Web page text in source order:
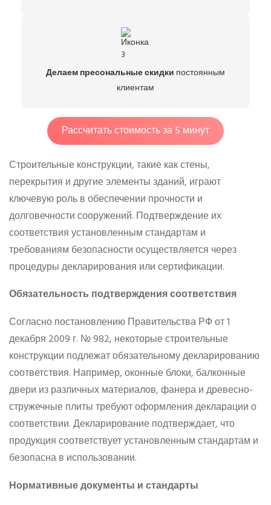
Делаем пресональные скидки постоянным
клиентам
Рассчитать стоимость за 5 минут
Строительные конструкции, такие как стены,
перекрытия и другие элементы зданий, играют
ключевую роль в обеспечении прочности и
долговечности сооружений. Подтверждение их
соответствия установленным стандартам и
требованиям безопасности осуществляется через
процедуры декларирования или сертификации.
Обязательность подтверждения соответствия
Согласно постановлению Правительства РФ от 1
декабря 2009 г. № 982, некоторые строительные
конструкции подлежат обязательному декларированию
соответствия. Например, оконные блоки, балконные
двери из различных материалов, фанера и древесно-
стружечные плиты требуют оформления декларации о
соответствии. Декларирование подтверждает, что
продукция соответствует установленным стандартам и
безопасна в использовании.
Нормативные документы и стандарты